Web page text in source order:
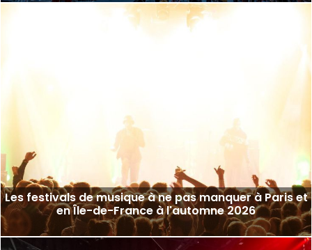
Les festivals de musique à ne pas manquer à Paris et
en Île-de-France à l'automne 2026